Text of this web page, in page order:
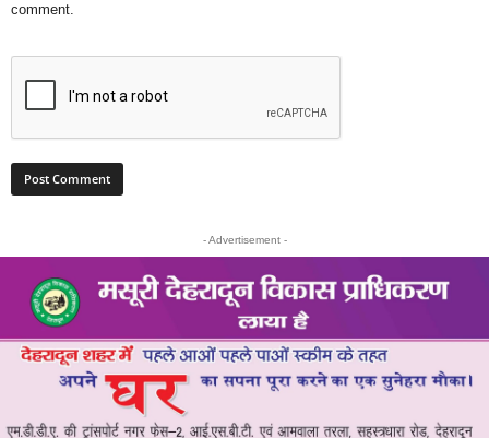
comment.
- Advertisement -